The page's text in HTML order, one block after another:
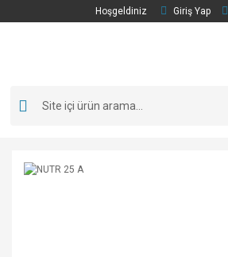
Hoşgeldiniz Giriş Yap